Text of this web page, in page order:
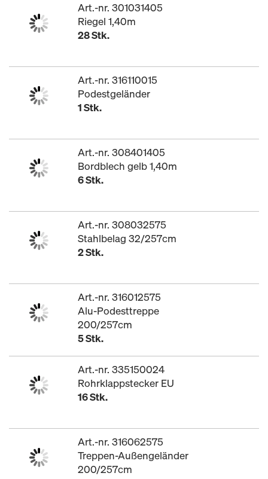
Art.-nr. 301031405
Riegel 1,40m
28 Stk.
Art.-nr. 316110015
Podestgeländer
1 Stk.
Art.-nr. 308401405
Bordblech gelb 1,40m
6 Stk.
Art.-nr. 308032575
Stahlbelag 32/257cm
2 Stk.
Art.-nr. 316012575
Alu-Podesttreppe
200/257cm
5 Stk.
Art.-nr. 335150024
Rohrklappstecker EU
16 Stk.
Art.-nr. 316062575
Treppen-Außengeländer
200/257cm